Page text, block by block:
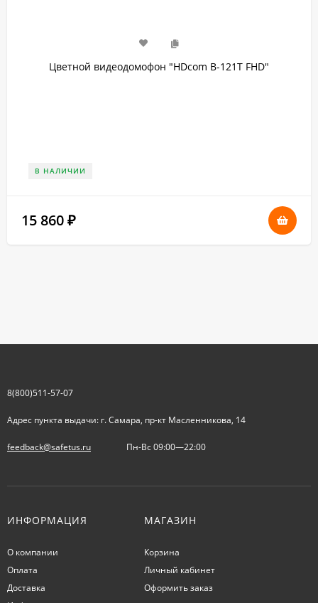
Цветной видеодомофон "HDcom B-121T FHD"
В НАЛИЧИИ
15 860 ₽
8(800)511-57-07
Адрес пункта выдачи: г. Самара, пр-кт Масленникова, 14
feedback@safetus.ru Пн-Вс 09:00—22:00
ИНФОРМАЦИЯ
О компании
Оплата
Доставка
МАГАЗИН
Корзина
Личный кабинет
Оформить заказ